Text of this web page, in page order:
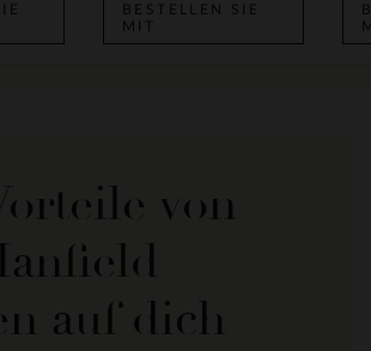
BESTELLEN SIE
MIT
von
auf dich